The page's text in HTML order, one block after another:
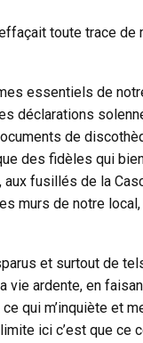
toute trace
essentiels de
déclarations
de
des fidèles qui
fusillés de la
murs de notre
et surtout de
vie ardente, en
qui m’inquiète et
ici c’est que ce